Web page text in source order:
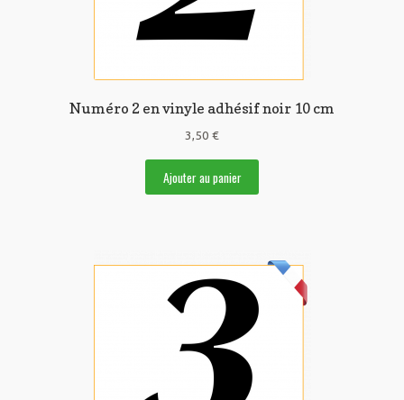
Numéro 2 en vinyle adhésif noir 10 cm
3,50 €
Ajouter au panier